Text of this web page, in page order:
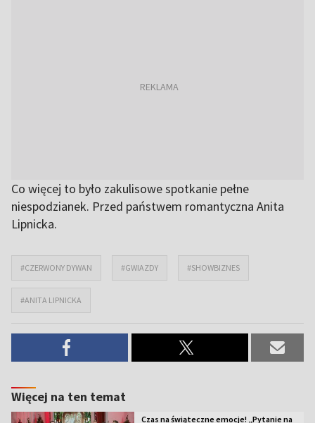
Co więcej to było zakulisowe spotkanie pełne
niespodzianek. Przed państwem romantyczna Anita
Lipnicka.
#CZERWONY DYWAN #GWIAZDY #SHOWBIZNES
#ANITA LIPNICKA
Więcej na ten temat
Czas na świąteczne emocje! „Pytanie na